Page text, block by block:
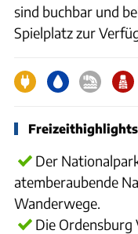
sind buchbar und
Spielplatz zur
Der
atemberaubende
Wanderwege.
Die Ordensburg